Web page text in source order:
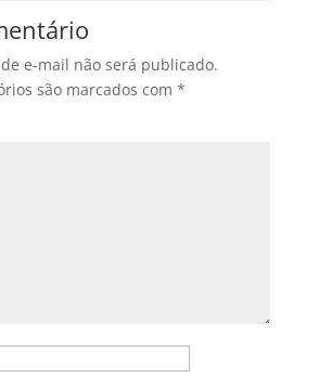
e-mail não será publicado.
são marcados com *